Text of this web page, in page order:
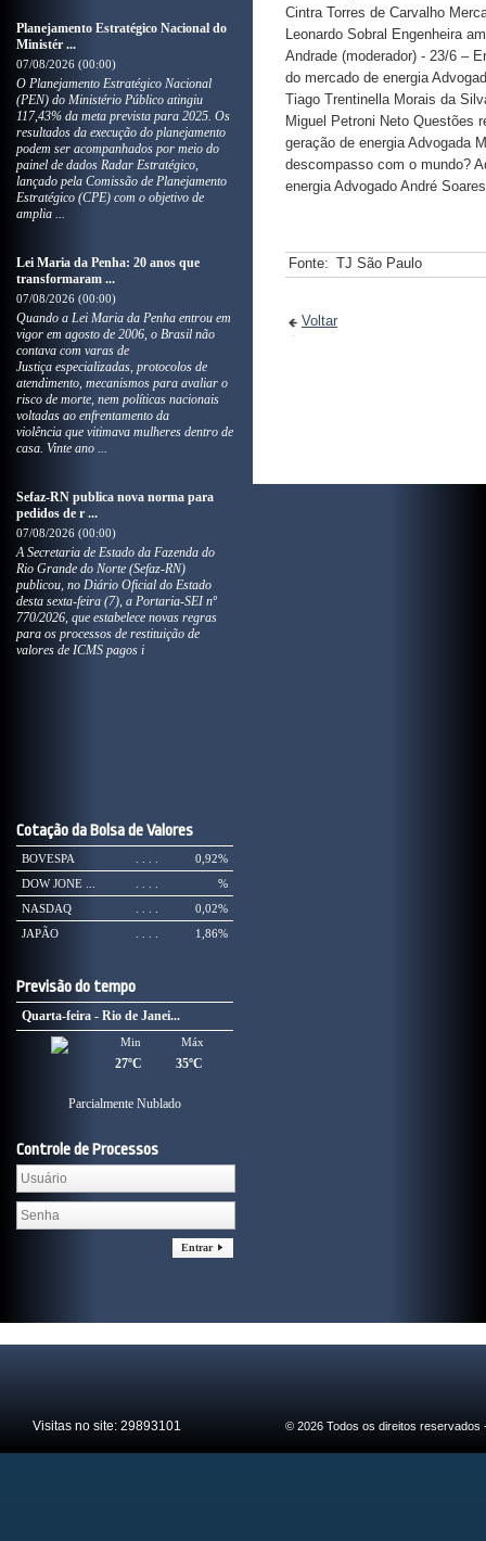
Planejamento Estratégico Nacional do
Ministér ...
07/08/2026 (00:00)
O Planejamento Estratégico Nacional
(PEN) do Ministério Público atingiu
117,43% da meta prevista para 2025. Os
resultados da execução do planejamento
podem ser acompanhados por meio do
painel de dados Radar Estratégico,
lançado pela Comissão de Planejamento
Estratégico (CPE) com o objetivo de
amplia ...
Lei Maria da Penha: 20 anos que
transformaram ...
07/08/2026 (00:00)
Quando a Lei Maria da Penha entrou em
vigor em agosto de 2006, o Brasil não
contava com varas de
Justiça especializadas, protocolos de
atendimento, mecanismos para avaliar o
risco de morte, nem políticas nacionais
voltadas ao enfrentamento da
violência que vitimava mulheres dentro de
casa. Vinte ano ...
Sefaz-RN publica nova norma para
pedidos de r ...
07/08/2026 (00:00)
A Secretaria de Estado da Fazenda do
Rio Grande do Norte (Sefaz-RN)
publicou, no Diário Oficial do Estado
desta sexta-feira (7), a Portaria-SEI nº
770/2026, que estabelece novas regras
para os processos de restituição de
valores de ICMS pagos i
Cotação da Bolsa de Valores
BOVESPA 0,92%
DOW JONE ...
%
NASDAQ
0,02%
JAPÃO
1,86%
Previsão do tempo
Quarta-feira - Rio de Janei...
Máx
35ºC
Min
27ºC
Parcialmente Nublado
Controle de Processos
Entrar
Cintra Torres de Carvalho
Leonardo Sobral Engenheira
Andrade (moderador) - 23/6 –
do mercado de energia
Tiago Trentinella Morais da
Miguel Petroni Neto Questões
geração de energia Advogada
descompasso com o mundo?
energia Advogado André
Fonte: TJ São Paulo
Voltar
Visitas no site: 29893101 © 2026 Todos os direitos reservados